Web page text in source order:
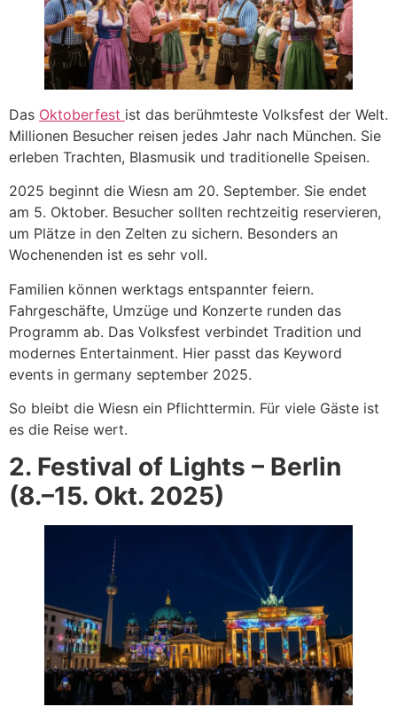
Das Oktoberfest ist das berühmteste Volksfest der Welt.
Millionen Besucher reisen jedes Jahr nach München. Sie
erleben Trachten, Blasmusik und traditionelle Speisen.
2025 beginnt die Wiesn am 20. September. Sie endet
am 5. Oktober. Besucher sollten rechtzeitig reservieren,
um Plätze in den Zelten zu sichern. Besonders an
Wochenenden ist es sehr voll.
Familien können werktags entspannter feiern.
Fahrgeschäfte, Umzüge und Konzerte runden das
Programm ab. Das Volksfest verbindet Tradition und
modernes Entertainment. Hier passt das Keyword
events in germany september 2025.
So bleibt die Wiesn ein Pflichttermin. Für viele Gäste ist
es die Reise wert.
2. Festival of Lights – Berlin
(8.–15. Okt. 2025)